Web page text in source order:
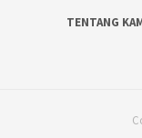
TENTANG